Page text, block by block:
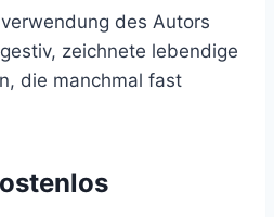
des Autors
zeichnete lebendige
die manchmal fast